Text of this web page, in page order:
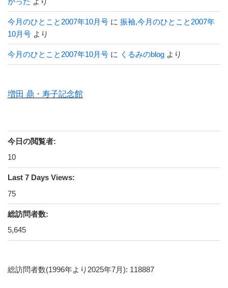
今月のひとこと2007年10月号 に 振袖,今月のひとこと2007年
10月号 より
今月のひとこと2007年10月号 に くるみのblog より
増田 鼎・寿子記念館
今日の閲覧者:
10
Last 7 Days Views:
75
総訪問者数:
5,645
総訪問者数(1996年より2025年7月): 118887